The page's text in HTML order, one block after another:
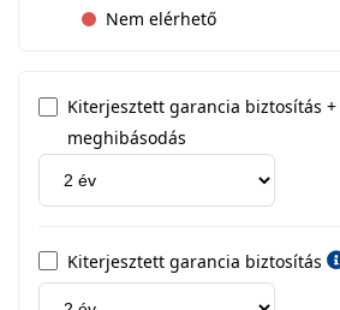
Nem elérhető
Kiterjesztett garancia biztosítás
meghibásodás
Kiterjesztett garancia biztosítás